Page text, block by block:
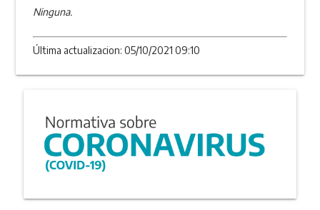
Ninguna.
Última actualizacion: 05/10/2021 09:10